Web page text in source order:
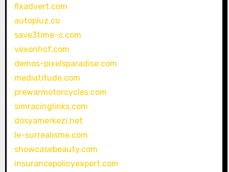
fixadvert.com
autopluz.co
save3time-c.com
vexonhcf.com
demos-pixelsparadise.com
mediatitude.com
prewarmotorcycles.com
simracinglinks.com
dosyamerkezi.net
le-surrealisme.com
showcasebeauty.com
insurancepolicyexpert.com